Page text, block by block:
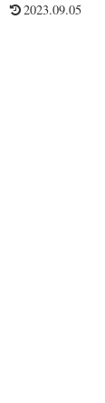
2023.09.05